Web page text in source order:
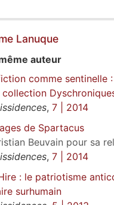
Lanuque
auteur
comme sentinelle
, 7 | 2014
de Spartacus
Beuvain pour sa
, 7 | 2014
: le patriotisme
surhumain